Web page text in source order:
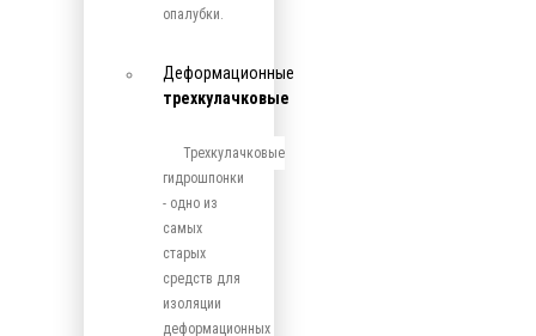
опалубки.
Деформационные
трехкулачковые
Трехкулачковые
гидрошпонки
- одно из
самых
старых
средств для
изоляции
деформационных